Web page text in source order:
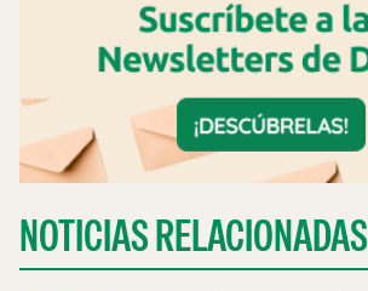
NOTICIAS RELACIONADAS